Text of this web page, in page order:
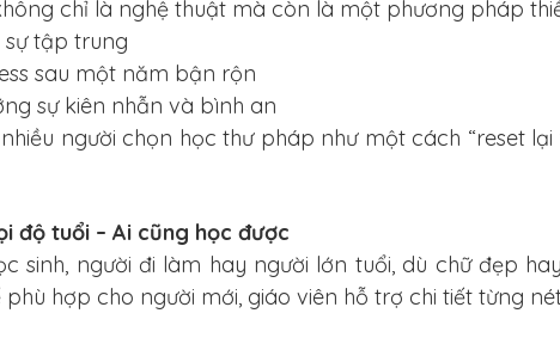
chỉ là nghệ thuật mà còn là một phương pháp
tập trung
sau một năm bận rộn
sự kiên nhẫn và bình an
người chọn học thư pháp như một cách “reset
độ tuổi – Ai cũng học được
sinh, người đi làm hay người lớn tuổi, dù chữ đẹp
phù hợp cho người mới, giáo viên hỗ trợ chi tiết từng